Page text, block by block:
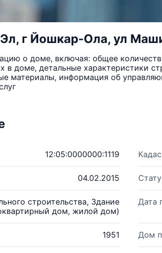
г Йошкар-Ола, ул
о доме, включая: общее
в доме, детальные характеристики
материалы, информация об
12:05:0000000:1119
04.02.2015
строительства, Здание
дом, жилой дом)
Дата
1951 Дом